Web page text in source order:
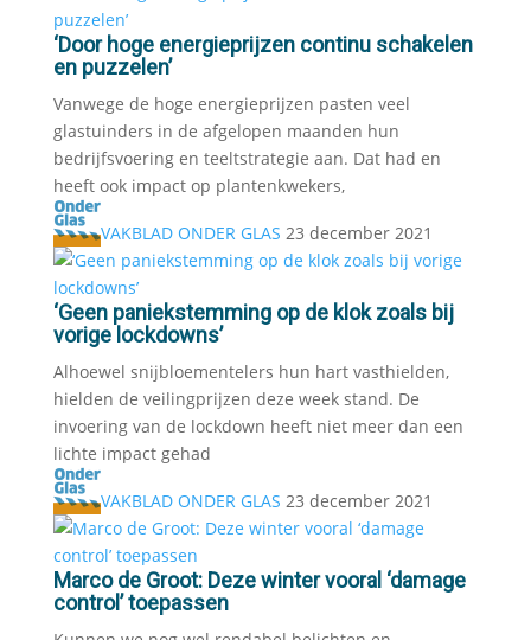
‘Door hoge energieprijzen continu schakelen
en puzzelen’
Vanwege de hoge energieprijzen pasten veel
glastuinders in de afgelopen maanden hun
bedrijfsvoering en teeltstrategie aan. Dat had en
heeft ook impact op plantenkwekers,
VAKBLAD ONDER GLAS 23 december 2021
‘Geen paniekstemming op de klok zoals bij
vorige lockdowns’
Alhoewel snijbloementelers hun hart vasthielden,
hielden de veilingprijzen deze week stand. De
invoering van de lockdown heeft niet meer dan een
lichte impact gehad
VAKBLAD ONDER GLAS 23 december 2021
Marco de Groot: Deze winter vooral ‘damage
control’ toepassen